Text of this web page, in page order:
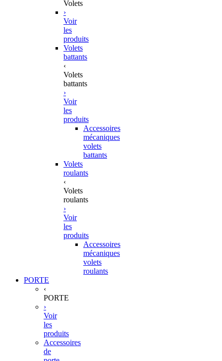
Volets
›
Voir
les
produits
Volets
battants
‹
Volets
battants
›
Voir
les
produits
Accessoires
mécaniques
volets
battants
Volets
roulants
‹
Volets
roulants
›
Voir
les
produits
Accessoires
mécaniques
volets
roulants
PORTE
‹
PORTE
›
Voir
les
produits
Accessoires
de